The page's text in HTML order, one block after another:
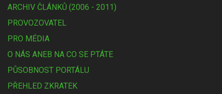
ARCHIV ČLÁNKŮ (2006 - 2011)
PROVOZOVATEL
PRO MÉDIA
O NÁS ANEB NA CO SE PTÁTE
PŮSOBNOST PORTÁLU
PŘEHLED ZKRATEK